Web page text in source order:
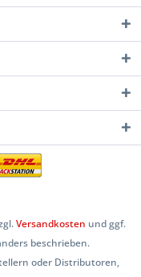
Versandkosten und ggf.
beschrieben.
oder Distributoren,